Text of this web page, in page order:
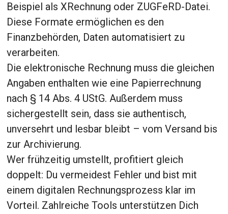
Beispiel als XRechnung oder ZUGFeRD-Datei.
Diese Formate ermöglichen es den
Finanzbehörden, Daten automatisiert zu
verarbeiten.
Die elektronische Rechnung muss die gleichen
Angaben enthalten wie eine Papierrechnung
nach § 14 Abs. 4 UStG. Außerdem muss
sichergestellt sein, dass sie authentisch,
unversehrt und lesbar bleibt – vom Versand bis
zur Archivierung.
Wer frühzeitig umstellt, profitiert gleich
doppelt: Du vermeidest Fehler und bist mit
einem digitalen Rechnungsprozess klar im
Vorteil. Zahlreiche Tools unterstützen Dich